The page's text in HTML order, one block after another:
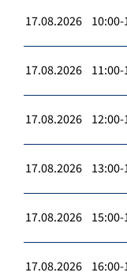
17.08.2026 10:00-
17.08.2026 11:00-
17.08.2026 12:00-
17.08.2026 13:00-
17.08.2026 15:00-
17.08.2026 16:00-